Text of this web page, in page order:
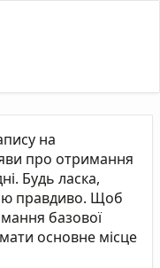
на
про отримання
Будь ласка,
правдиво. Щоб
базової
основне місце